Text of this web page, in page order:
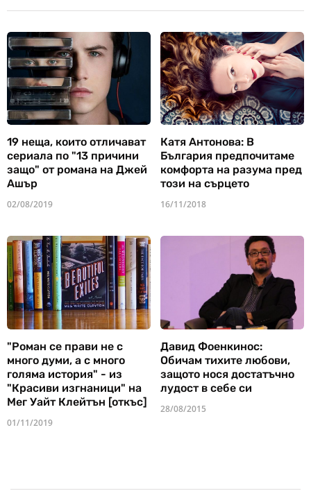
19 неща, които отличават
сериала по "13 причини
защо" от романа на Джей
Ашър
02/08/2019
Катя Антонова: В
България предпочитаме
комфорта на разума пред
този на сърцето
16/11/2018
"Роман се прави не с
много думи, а с много
голяма история" - из
"Красиви изгнаници" на
Мег Уайт Клейтън [откъс]
01/11/2019
Давид Фоенкинос:
Обичам тихите любови,
защото нося достатъчно
лудост в себе си
28/08/2015